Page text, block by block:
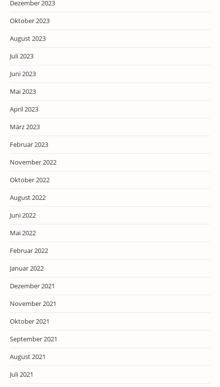
Dezember 2023
Oktober 2023
August 2023
Juli 2023
Juni 2023
Mai 2023
April 2023
März 2023
Februar 2023
November 2022
Oktober 2022
August 2022
Juni 2022
Mai 2022
Februar 2022
Januar 2022
Dezember 2021
November 2021
Oktober 2021
September 2021
August 2021
Juli 2021